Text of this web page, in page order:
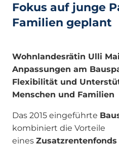
Fokus auf junge
Familien geplant
Wohnlandesrätin Ulli
Anpassungen am
Flexibilität und
Menschen und Familien
Das 2015 eingeführte
kombiniert die Vorteile
eines Zusatzrentenfonds